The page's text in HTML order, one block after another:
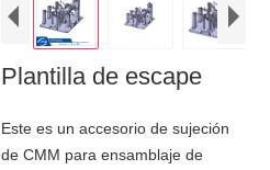
Plantilla de escape
Este es un accesorio de sujeción
de CMM para ensamblaje de